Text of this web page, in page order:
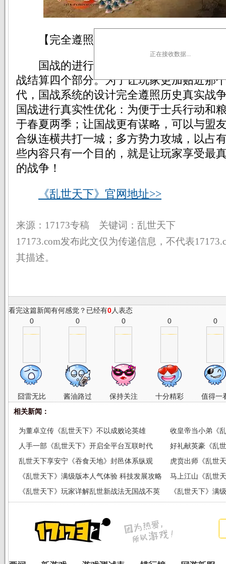
【完全遵照历史现实 一攻一守彰显兵
国战的进行流程可以分为宣战、国战
战结算四个部分。为了让玩家更加贴近那
代，国战系统的设计完全遵照历史真实战
国战进行真实性优化：为便于士兵行动和
于春夏两季；让国战更有谋略，可以与盟
合纵连横共打一城；多方势力攻城，以占
些内容只有一个目的，就是让玩家享受最
的战争！
《乱世天下》官网地址>>
来源：17173专稿 关键词：乱世天下
17173.com发布此文仅为传递信息，不代表
其描述。
看完这篇新闻有何感觉？已经有0人表态
0
囧雷无比
0
酱油路过
0
保持关注
0
十分精彩
0
值得一
正在接收数据...
相关新闻：
为董卓立传《乱世天下》不以成败论英雄
收皇帝当小弟《
人手一部《乱世天下》开启全平台互联时代
好礼献英豪《乱
乱世天下享安宁《吞食天地》封邑体系纵观
虎贲出师《乱世
《乱世天下》满级版本人气体验 科技发展攻略
马上江山《乱世
《乱世天下》玩家详解乱世新战法无国战不英
《乱世天下》满